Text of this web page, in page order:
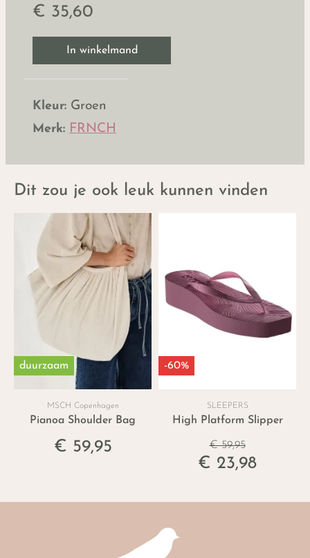
€ 35,60
In winkelmand
Kleur: Groen
Merk: FRNCH
Dit zou je ook leuk kunnen vinden
duurzaam
MSCH Copenhagen
Pianoa Shoulder Bag
€ 59,95
-60%
SLEEPERS
High Platform Slipper
€ 59,95
€ 23,98